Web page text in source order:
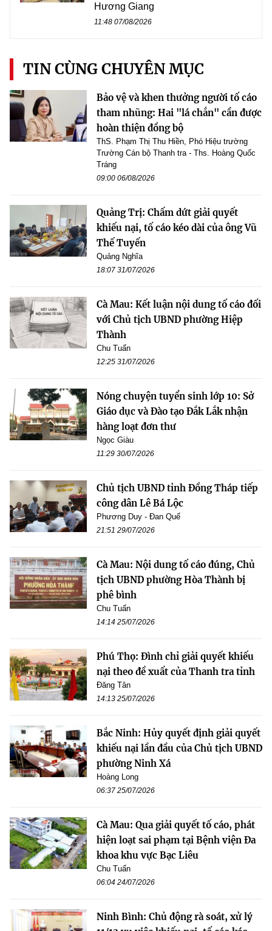
Hương Giang
11:48 07/08/2026
TIN CÙNG CHUYÊN MỤC
Bảo vệ và khen thưởng người tố cáo
tham nhũng: Hai "lá chắn" cần được
hoàn thiện đồng bộ
ThS. Phạm Thị Thu Hiền, Phó Hiệu trường
Trường Cán bộ Thanh tra - Ths. Hoàng Quốc
Tráng
09:00 06/08/2026
Quảng Trị: Chấm dứt giải quyết
khiếu nại, tố cáo kéo dài của ông Vũ
Thế Tuyến
Quảng Nghĩa
18:07 31/07/2026
Cà Mau: Kết luận nội dung tố cáo đối
với Chủ tịch UBND phường Hiệp
Thành
Chu Tuấn
12:25 31/07/2026
Nóng chuyện tuyển sinh lớp 10: Sở
Giáo dục và Đào tạo Đắk Lắk nhận
hàng loạt đơn thư
Ngọc Giàu
11:29 30/07/2026
Chủ tịch UBND tỉnh Đồng Tháp tiếp
công dân Lê Bá Lộc
Phương Duy - Đan Quế
21:51 29/07/2026
Cà Mau: Nội dung tố cáo đúng, Chủ
tịch UBND phường Hòa Thành bị
phê bình
Chu Tuấn
14:14 25/07/2026
Phú Thọ: Đình chỉ giải quyết khiếu
nại theo đề xuất của Thanh tra tỉnh
Đăng Tân
14:13 25/07/2026
Bắc Ninh: Hủy quyết định giải quyết
khiếu nại lần đầu của Chủ tịch UBND
phường Ninh Xá
Hoàng Long
06:37 25/07/2026
Cà Mau: Qua giải quyết tố cáo, phát
hiện loạt sai phạm tại Bệnh viện Đa
khoa khu vực Bạc Liêu
Chu Tuấn
06:04 24/07/2026
Ninh Bình: Chủ động rà soát, xử lý